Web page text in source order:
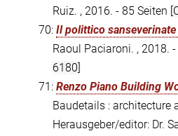
Ruiz. , 2016. - 85 Seiten
70: Il polittico
Raoul Paciaroni. , 2018.
6180]
71: Renzo Piano Building
Baudetails :
Herausgeber/editor: Dr.